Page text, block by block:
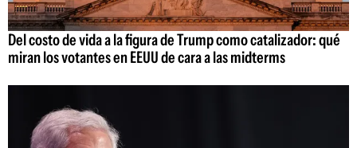
Del costo de vida a la figura de Trump como catalizador: qué
miran los votantes en EEUU de cara a las midterms